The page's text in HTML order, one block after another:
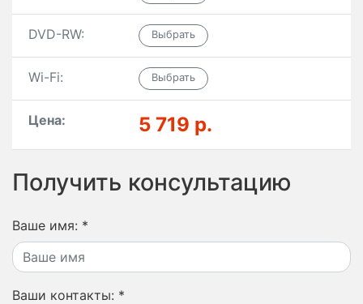
DVD-RW:
Wi-Fi:
Цена: 5 719 р.
Получить консультацию
Ваше имя: *
Ваши контакты: *